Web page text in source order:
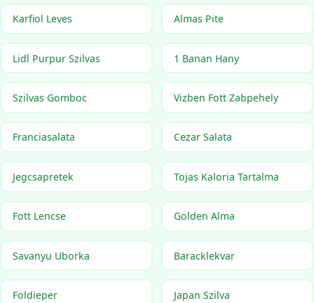
Karfiol Leves Almas Pite
Lidl Purpur Szilvas 1 Banan Hany
Szilvas Gomboc Vizben Fott Zabpehely
Franciasalata Cezar Salata
Jegcsapretek Tojas Kaloria Tartalma
Fott Lencse Golden Alma
Savanyu Uborka Baracklekvar
Foldieper Japan Szilva